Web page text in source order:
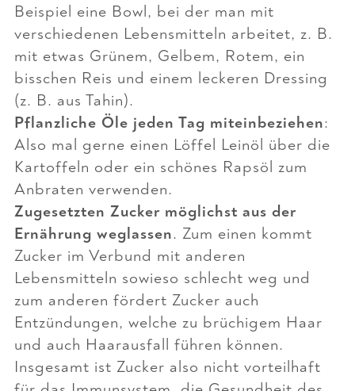
Beispiel eine Bowl, bei der man mit
verschiedenen Lebensmitteln arbeitet, z. B.
mit etwas Grünem, Gelbem, Rotem, ein
bisschen Reis und einem leckeren Dressing
(z. B. aus Tahin).
Pflanzliche Öle jeden Tag miteinbeziehen:
Also mal gerne einen Löffel Leinöl über die
Kartoffeln oder ein schönes Rapsöl zum
Anbraten verwenden.
Zugesetzten Zucker möglichst aus der
Ernährung weglassen. Zum einen kommt
Zucker im Verbund mit anderen
Lebensmitteln sowieso schlecht weg und
zum anderen fördert Zucker auch
Entzündungen, welche zu brüchigem Haar
und auch Haarausfall führen können.
Insgesamt ist Zucker also nicht vorteilhaft